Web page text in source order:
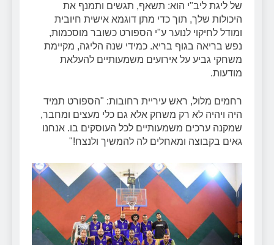
של ליגת ליב"י הוא: תשאף, תגשים ותמנף את
היכולות שלך, תוך כדי מתן דוגמא אישית חיובית
ומודל לחיקוי לנוער ע"י הספורט כשובר מוסכמות,
נפש בריאה בגוף בריא. כמידי שנה הליגה, מקיימת
משחקי גביע על אירועים משמעותיים להעלאת
מודעות.
רחמים מלול, ראש עיריית רחובות: "הספורט תמיד
היה ויהיה לא רק משחק אלא גם כלי מעצים ומחבר,
שמקנה ערכים משמעותיים לכל העוסקים בו. אנחנו
גאים בקבוצה ומאחלים לה להמשיך ולנצח!"